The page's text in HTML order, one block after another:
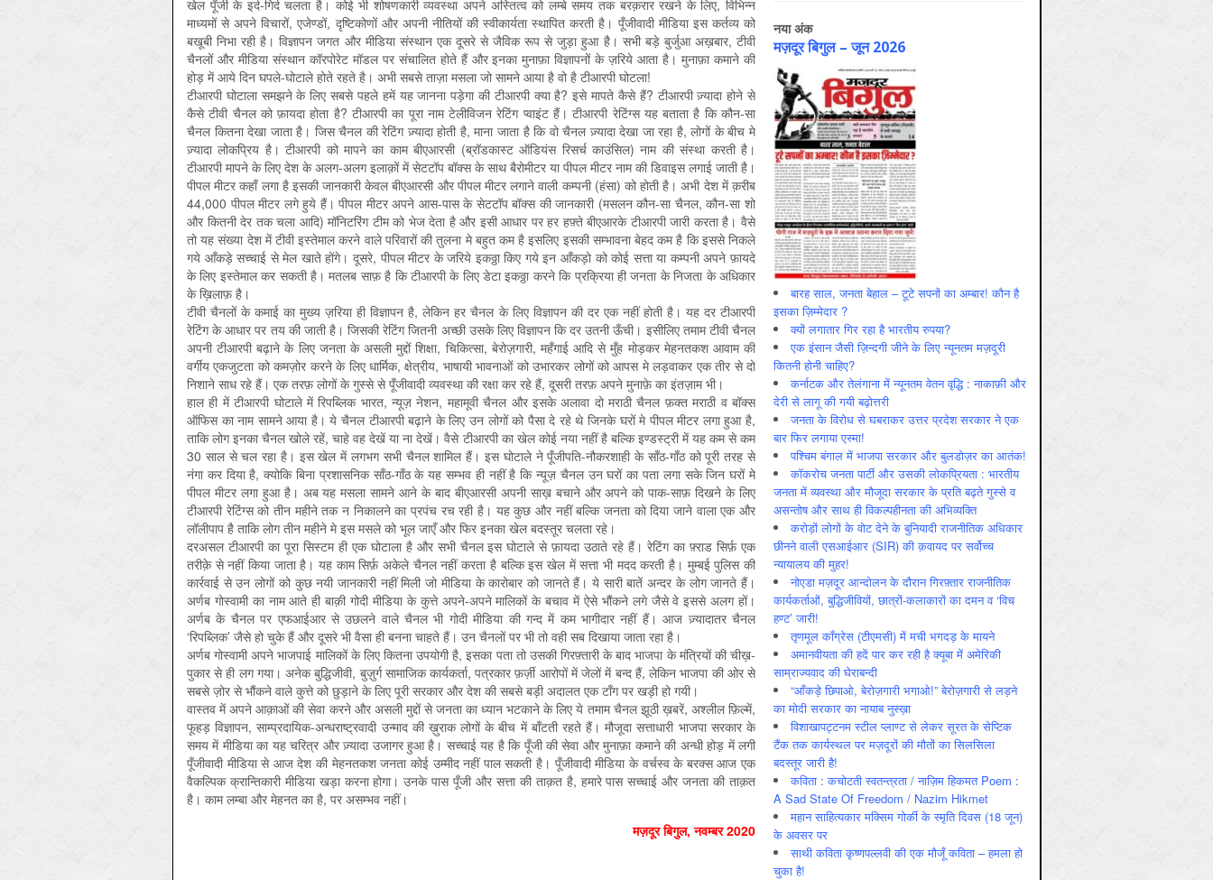
खेल पूँजी के इर्द-गिर्द चलता है। कोई भी शोषणकारी व्यवस्था अपने अस्तित्व को लम्बे समय तक बरक़रार रखने के लिए, विभिन्न
माध्यमों से अपने विचारों, एजेण्डों, दृष्टिकोणों और अपनी नीतियों की स्वीकार्यता स्थापित करती है। पूँजीवादी मीडिया इस कर्तव्य को
बखूबी निभा रही है। विज्ञापन जगत और मीडिया संस्थान एक दूसरे से जैविक रूप से जुड़ा हुआ है। सभी बड़े बुर्जुआ अख़बार, टीवी
चैनलों और मीडिया संस्थान कॉरपोरेट मॉडल पर संचालित होते हैं और इनका मुनाफ़ा विज्ञापनों के ज़रिये आता है। मुनाफ़ा कमाने की
होड़ में आये दिन घपले-घोटाले होते रहते है। अभी सबसे ताज़ा मसला जो सामने आया है वो है टीआरपी घोटला!
टीआरपी घोटाला समझने के लिए सबसे पहले हमें यह जानना पड़ेगा की टीआरपी क्या है? इसे मापते कैसे हैं? टीआरपी ज़्यादा होने से
कैसे टीवी चैनल को फ़ायदा होता है? टीआरपी का पूरा नाम टेलीविजन रेटिंग प्वाइंट हैं। टीआरपी रेटिंग्स यह बताता है कि कौन-सा
चैनल कितना देखा जाता है। जिस चैनल की रेटिंग ज़्यादा होती है, माना जाता है कि वो चैनल ज़्यादा देखा जा रहा है, लोगों के बीच मे
ज़्यादा लोकप्रिय है। टीआरपी को मापने का काम बीएआरसी (ब्रॉडकास्ट ऑडियंस रिसर्च काउंसिल) नाम की संस्था करती है।
टीआरपी मापने के लिए देश के अलग-अलग इलाक़ों में सेटटॉप बॉक्स के साथ बैरोमीटर या पीपल मीटर नाम की डिवाइस लगाई जाती है।
पीपल मीटर कहाँ लगा है इसकी जानकारी केवल बीएआरसी और पीपल मीटर लगाने वाली कम्पनी (हंसा) को होती है। अभी देश में क़रीब
44,000 पीपल मीटर लगे हुये हैं। पीपल मीटर अपने आस-पास के सेटटॉप बॉक्स की जानकारी (मसलन कौन-सा चैनल, कौन-सा शो
और कितनी देर तक चला आदि) मॉनिटरिंग टीम को भेज देता है और इसी आधार पर हर हफ़्ते बीएआरके टीआरपी जारी करता है। वैसे
तो यह संख्या देश में टीवी इस्तेमाल करने वाले परिवारों की तुलना मे बहुत कम है इसलिए इसकी सम्भावना बेहद कम है कि इससे निकले
गये आँकड़े सच्चाई से मेल खाते होंगे। दूसरे, पीपल मीटर के जरिये इकठ्ठा किए गये इन आँकड़ो को कोई सत्ता या कम्पनी अपने फ़ायदे
के लिए इस्तेमाल कर सकती है। मतलब साफ़ है कि टीआरपी के लिए डेटा इकठ्ठा करने कि प्रक्रिया ही जनता के निजता के अधिकार
के ख़िलाफ़ है।
टीवी चैनलों के कमाई का मुख्य ज़रिया ही विज्ञापन है, लेकिन हर चैनल के लिए विज्ञापन की दर एक नहीं होती है। यह दर टीआरपी
रेटिंग के आधार पर तय की जाती है। जिसकी रेटिंग जितनी अच्छी उसके लिए विज्ञापन कि दर उतनी ऊँची। इसीलिए तमाम टीवी चैनल
अपनी टीआरपी बढ़ाने के लिए जनता के असली मुद्दों शिक्षा, चिकित्सा, बेरोज़गारी, महँगाई आदि से मुँह मोड़कर मेहनतकश आवाम की
वर्गीय एकजुटता को कमज़ोर करने के लिए धार्मिक, क्षेत्रीय, भाषायी भावनाओं को उभारकर लोगों को आपस मे लड़वाकर एक तीर से दो
निशाने साध रहे हैं। एक तरफ़ लोगों के गुस्से से पूँजीवादी व्यवस्था की रक्षा कर रहे हैं, दूसरी तरफ़ अपने मुनाफ़े का इंतज़ाम भी।
हाल ही में टीआरपी घोटाले में रिपब्लिक भारत, न्यूज़ नेशन, महामूवी चैनल और इसके अलावा दो मराठी चैनल फ़क्त मराठी व बॉक्स
ऑफिस का नाम सामने आया है। ये चैनल टीआरपी बढ़ाने के लिए उन लोगों को पैसा दे रहे थे जिनके घरों मे पीपल मीटर लगा हुआ है,
ताकि लोग इनका चैनल खोले रहें, चाहे वह देखें या ना देखें। वैसे टीआरपी का खेल कोई नया नहीं है बल्कि इण्डस्ट्री में यह कम से कम
30 साल से चल रहा है। इस खेल में लगभग सभी चैनल शामिल हैं। इस घोटाले ने पूँजीपति-नौकरशाही के साँठ-गाँठ को पूरी तरह से
नंगा कर दिया है, क्योकि बिना प्रशासनिक साँठ-गाँठ के यह सम्भव ही नहीं है कि न्यूज़ चैनल उन घरों का पता लगा सके जिन घरों मे
पीपल मीटर लगा हुआ है। अब यह मसला सामने आने के बाद बीएआरसी अपनी साख़ बचाने और अपने को पाक-साफ़ दिखने के लिए
टीआरपी रेटिंग्स को तीन महीने तक न निकालने का प्रपंच रच रही है। यह कुछ और नहीं बल्कि जनता को दिया जाने वाला एक और
लॉलीपाप है ताकि लोग तीन महीने मे इस मसले को भूल जाएँ और फिर इनका खेल बदस्तूर चलता रहे।
दरअसल टीआरपी का पूरा सिस्टम ही एक घोटाला है और सभी चैनल इस घोटाले से फ़ायदा उठाते रहे हैं। रेटिंग का फ़्राड सिर्फ़ एक
तरीक़े से नहीं किया जाता है। यह काम सिर्फ़ अकेले चैनल नहीं करता है बल्कि इस खेल में सत्ता भी मदद करती है। मुम्बई पुलिस की
कार्रवाई से उन लोगों को कुछ नयी जानकारी नहीं मिली जो मीडिया के कारोबार को जानते हैं। ये सारी बातें अन्दर के लोग जानते हैं।
अर्णब गोस्वामी का नाम आते ही बाक़ी गोदी मीडिया के कुत्ते अपने-अपने मालिकों के बचाव में ऐसे भौंकने लगे जैसे वे इससे अलग हों।
अर्णब के चैनल पर एफआईआर से उछलने वाले चैनल भी गोदी मीडिया की गन्द में कम भागीदार नहीं हैं। आज ज़्यादातर चैनल
‘रिपब्लिक’ जैसे हो चुके हैं और दूसरे भी वैसा ही बनना चाहते हैं। उन चैनलों पर भी तो वही सब दिखाया जाता रहा है।
अर्णब गोस्वामी अपने भाजपाई मालिकों के लिए कितना उपयोगी है, इसका पता तो उसकी गिरफ़्तारी के बाद भाजपा के मंत्रियों की चीख़-
पुकार से ही लग गया। अनेक बुद्धिजीवी, बुज़ुर्ग सामाजिक कार्यकर्ता, पत्रकार फ़र्ज़ी आरोपों में जेलों में बन्द हैं, लेकिन भाजपा की ओर से
सबसे ज़ोर से भौंकने वाले कुत्ते को छुड़ाने के लिए पूरी सरकार और देश की सबसे बड़ी अदालत एक टाँग पर खड़ी हो गयी।
वास्तव में अपने आक़ाओं की सेवा करने और असली मुद्दों से जनता का ध्यान भटकाने के लिए ये तमाम चैनल झूठी ख़बरें, अश्लील फ़िल्में,
फूहड़ विज्ञापन, साम्प्रदायिक-अन्धराष्ट्रवादी उन्माद की ख़ुराक लोगों के बीच में बाँटती रहते हैं। मौजूदा सत्ताधारी भाजपा सरकार के
समय में मीडिया का यह चरित्र और ज़्यादा उजागर हुआ है। सच्चाई यह है कि पूँजी की सेवा और मुनाफ़ा कमाने की अन्धी होड़ में लगी
पूँजीवादी मीडिया से आज देश की मेहनतकश जनता कोई उम्मीद नहीं पाल सकती है। पूँजीवादी मीडिया के वर्चस्व के बरक्स आज एक
वैकल्पिक क्रान्तिकारी मीडिया खड़ा करना होगा। उनके पास पूँजी और सत्ता की ताक़त है, हमारे पास सच्चाई और जनता की ताक़त
है। काम लम्‍बा और मेहनत का है, पर असम्‍भव नहीं।
मज़दूर बिगुल, नवम्बर 2020
नया अंक
मज़दूर बिगुल – जून 2026
बारह साल, जनता बेहाल – टूटे सपनों का अम्बार! कौन है
इसका ज़िम्मेदार ?
क्यों लगातार गिर रहा है भारतीय रुपया?
एक इंसान जैसी ज़िन्दगी जीने के लिए न्यूनतम मज़दूरी
कितनी होनी चाहिए?
कर्नाटक और तेलंगाना में न्यूनतम वेतन वृद्धि : नाकाफ़ी और
देरी से लागू की गयी बढ़ोत्तरी
जनता के विरोध से घबराकर उत्तर प्रदेश सरकार ने एक
बार फिर लगाया एस्मा!
पश्चिम बंगाल में भाजपा सरकार और बुलडोज़र का आतंक!
कॉकरोच जनता पार्टी और उसकी लोकप्रियता : भारतीय
जनता में व्‍यवस्‍था और मौजूदा सरकार के प्रति बढ़ते गुस्‍से व
असन्‍तोष और साथ ही विकल्‍पहीनता की अभिव्‍यक्ति
करोड़ों लोगों के वोट देने के बुनियादी राजनीतिक अधिकार
छीनने वाली एसआईआर (SIR) की क़वायद पर सर्वोच्च
न्यायालय की मुहर!
नोएडा मज़दूर आन्दोलन के दौरान गिरफ़्तार राजनीतिक
कार्यकर्ताओं, बुद्धिजीवियों, छात्रों-कलाकारों का दमन व ‘विच
हण्ट’ जारी!
तृणमूल काँग्रेस (टीएमसी) में मची भगदड़ के मायने
अमानवीयता की हदें पार कर रही है क्यूबा में अमेरिकी
साम्राज्यवाद की घेराबन्दी
“आँकड़े छिपाओ, बेरोज़गारी भगाओ!” बेरोज़गारी से लड़ने
का मोदी सरकार का नायाब नुस्ख़ा
विशाखापट्टनम स्टील प्लाण्ट से लेकर सूरत के सेप्टिक
टैंक तक कार्यस्थल पर मज़दूरों की मौतों का सिलसिला
बदस्तूर जारी है!
कविता : कचोटती स्वतन्त्रता / नाज़िम हिकमत Poem :
A Sad State Of Freedom / Nazim Hikmet
महान साहित्यकार मक्सिम गोर्की के स्मृति दिवस (18 जून)
के अवसर पर
साथी कविता कृष्णपल्लवी की एक मौजूँ कविता – हमला हो
चुका है!